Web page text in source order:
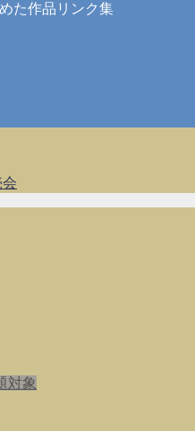
た作品リンク集
対象